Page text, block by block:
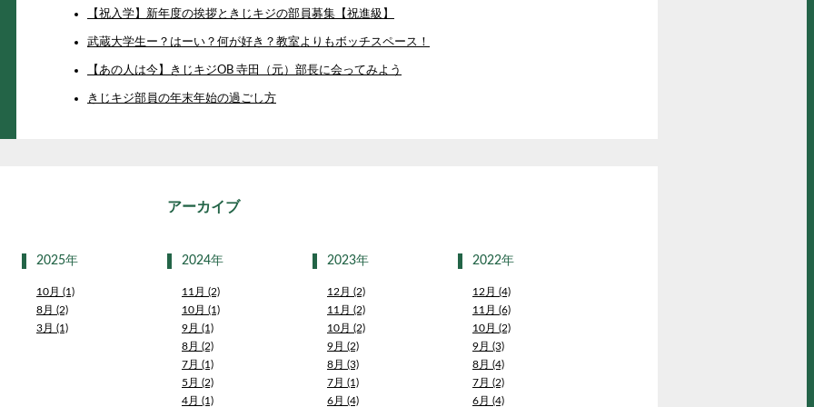
【祝入学】新年度の挨拶ときじキジの部員募集【祝進級】
武蔵大学生ー？はーい？何が好き？教室よりもボッチスペース！
【あの人は今】きじキジOB 寺田（元）部長に会ってみよう
きじキジ部員の年末年始の過ごし方
アーカイブ
2025年
10月 (1)
8月 (2)
3月 (1)
2024年
11月 (2)
10月 (1)
9月 (1)
8月 (2)
7月 (1)
5月 (2)
4月 (1)
2023年
12月 (2)
11月 (2)
10月 (2)
9月 (2)
8月 (3)
7月 (1)
6月 (4)
2022年
12月 (4)
11月 (6)
10月 (2)
9月 (3)
8月 (4)
7月 (2)
6月 (4)